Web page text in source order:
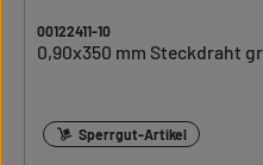
00122411-10
0,90x350 mm Steckdraht
Sperrgut-Artikel